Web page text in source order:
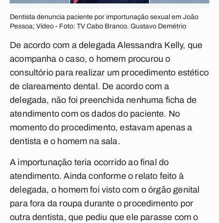
Dentista denuncia paciente por importunação sexual em João
Pessoa; Vídeo - Foto: TV Cabo Branco. Gustavo Demétrio
De acordo com a delegada Alessandra Kelly, que
acompanha o caso, o homem procurou o
consultório para realizar um procedimento estético
de clareamento dental. De acordo com a
delegada, não foi preenchida nenhuma ficha de
atendimento com os dados do paciente. No
momento do procedimento, estavam apenas a
dentista e o homem na sala.
A importunação teria ocorrido ao final do
atendimento. Ainda conforme o relato feito à
delegada, o homem foi visto com o órgão genital
para fora da roupa durante o procedimento por
outra dentista, que pediu que ele parasse com o